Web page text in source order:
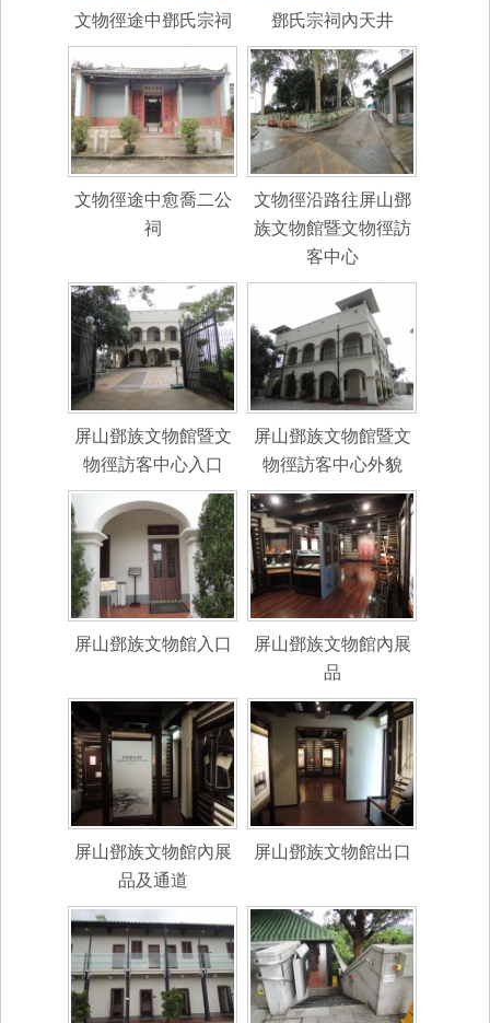
文物徑途中鄧氏宗祠 鄧氏宗祠內天井
文物徑途中愈喬二公
祠
文物徑沿路往屏山鄧
族文物館暨文物徑訪
客中心
屏山鄧族文物館暨文
物徑訪客中心入口
屏山鄧族文物館暨文
物徑訪客中心外貌
屏山鄧族文物館入口
屏山鄧族文物館內展
品
屏山鄧族文物館內展
品及通道
屏山鄧族文物館出口